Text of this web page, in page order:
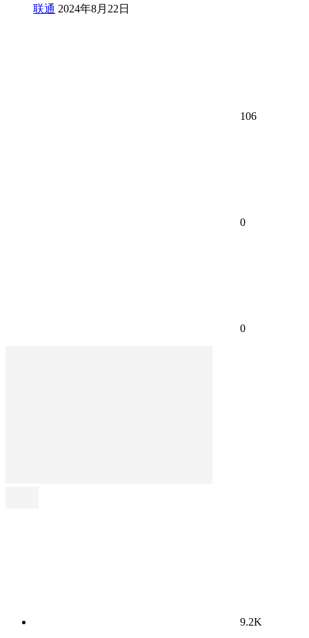
联通 2024年8月22日
106
0
0
9.2K